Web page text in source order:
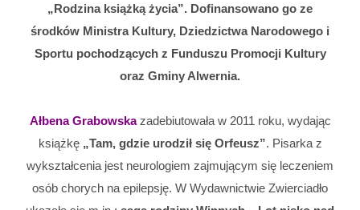
„Rodzina książką życia”. Dofinansowano go ze
środków Ministra Kultury, Dziedzictwa Narodowego i
Sportu pochodzących z Funduszu Promocji Kultury
oraz Gminy Alwernia.
Ałbena Grabowskazadebiutowała w 2011 roku, wydając
książkę „Tam, gdzie urodził się Orfeusz”. Pisarka z
wykształcenia jest neurologiem zajmującym się leczeniem
osób chorych na epilepsję. W Wydawnictwie Zwierciadło